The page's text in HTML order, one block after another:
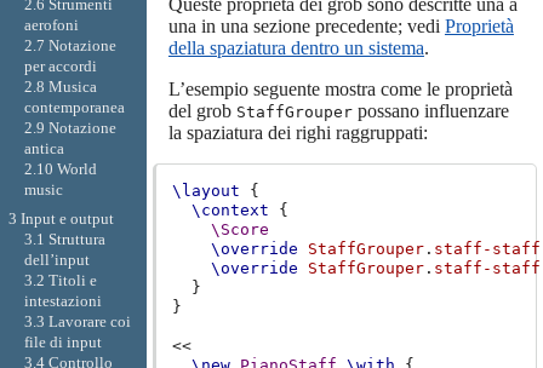
Queste proprietà dei grob sono descritte una a
una in una sezione precedente; vedi Proprietà
della spaziatura dentro un sistema.
L’esempio seguente mostra come le proprietà
del grob StaffGrouperpossano influenzare
la spaziatura dei righi raggruppati:
\layout
{
\context
{
\Score
\override
StaffGrouper. staff-staff-
\override
StaffGrouper. staff-staff-
}
}
<<
2.6 Strumenti
aerofoni
2.7 Notazione
per accordi
2.8 Musica
contemporanea
2.9 Notazione
antica
2.10 World
music
3 Input e output
3.1 Struttura
dell’input
3.2 Titoli e
intestazioni
3.3 Lavorare coi
file di input
3.4 Controllo